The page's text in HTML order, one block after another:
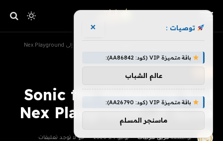
لعبة Sonic the Hedgehog
قادمة إلى Nex Playground
بواسطة فريق هزليات يونيو 24, 2026 لا توجد تعليقات
توصيات : ×
باقة متميزة VIP (كود: AA86842):
عالم الشباب
باقة متميزة VIP (كود: AA26790):
ماسنجر المسلم